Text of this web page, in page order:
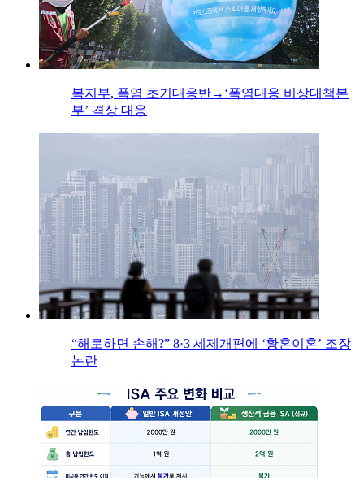
복지부, 폭염 초기대응반→‘폭염대응 비상대책본
부’ 격상 대응
“해로하면 손해?” 8·3 세제개편에 ‘황혼이혼’ 조장
논란